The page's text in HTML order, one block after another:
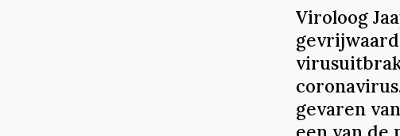
Viroloog
gevaren
een van de